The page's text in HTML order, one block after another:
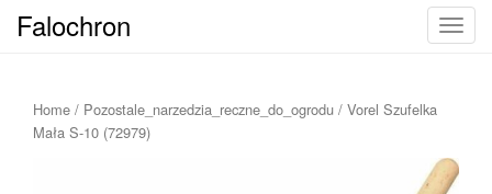
T
e
n
Falochron
Home / Pozostale_narzedzia_reczne_do_ogrodu / Vorel Szufelka
Mała S-10 (72979)